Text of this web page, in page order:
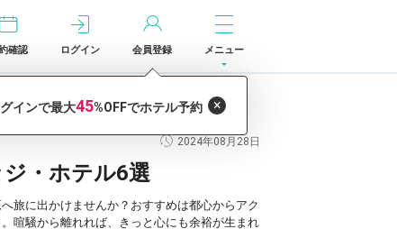
確認 ログイン 会員登録 メニュー
2024年08月28日
・ホテル6選
旅に出かけませんか？おすすめは都心からアク
喧騒から離れれば、きっと心にも余裕が生まれ